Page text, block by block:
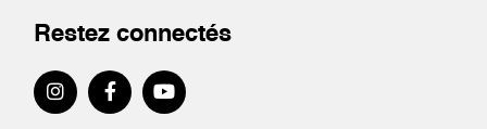
Restez connectés